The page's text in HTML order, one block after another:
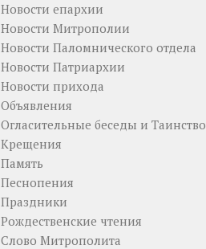
Новости епархии
Новости Митрополии
Новости Паломнического отдела
Новости Патриархии
Новости прихода
Объявления
Огласительные беседы и Таинство
Крещения
Память
Песнопения
Праздники
Рождественские чтения
Слово Митрополита